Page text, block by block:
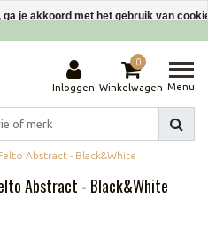
gerecyclede materialen
Inloggen
0
Winkelwagen Menu
Abstract - Black&White
Abstract - Black&White
je akkoord met het gebruik van